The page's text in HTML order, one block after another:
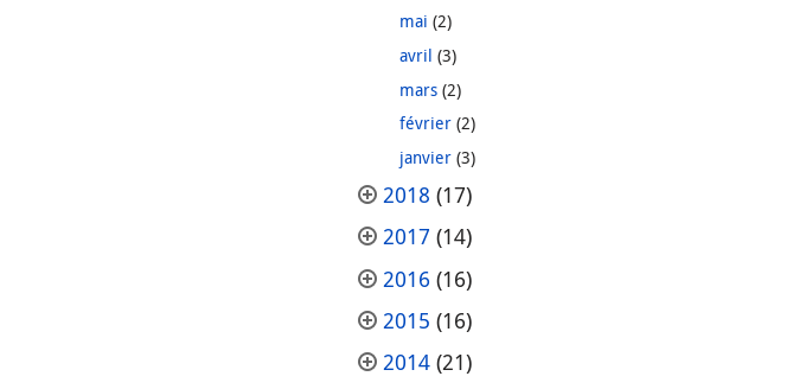
mai (2)
avril (3)
mars(2)
février(2)
janvier(3)
2018 (17)
2017 (14)
2016 (16)
2015 (16)
2014(21)